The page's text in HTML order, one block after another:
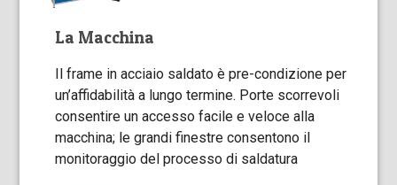
La Macchina
Il frame in acciaio saldato è pre-condizione per
un’affidabilità a lungo termine. Porte scorrevoli
consentire un accesso facile e veloce alla
macchina; le grandi finestre consentono il
monitoraggio del processo di saldatura